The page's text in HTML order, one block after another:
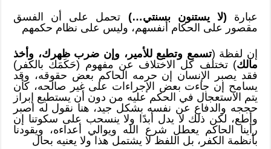
عبارة (لا يستنون بسنتي…) تحمل على أن الفسق
مقصور على الحكام أنفسهم، وليس على نظام حكمهم
إن لفظة (تسمع وتطيع للأمير، وإن ضرب ظهرك، وأخذ
مالك) تختلف كل الاختلاف عن مفهوم (حَكَمَك بالكفر)
فقد يصبر الإنسان إن حرمه الحاكم بعض حقوقه، وقد
يسامح إن جاءت بعض الإجراءات على غير صالحه، كأن
يتم الاستعجال في الحكم عليه من دون أن يستطيع إبراز
حججه والدفاع عن نفسه بشكل جيد، هنا نقول له اصبر
وأطع، لكن ذلك لا يدل أبدًا ولا ينسحب على سكوتنا إن
رأينا الحاكم يعطل شرع الله ويوالي أعداءه، ويقودنا
بأنظمة الكفر، بل اللفظ لا يشتمل هذا ولا يعنيه بحال